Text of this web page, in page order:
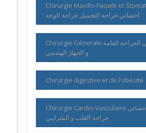
Chirurgie Maxillo-Faciale et
اخصائي جراحة التجميل جراحة الوجه
Chirurgie Génerale اخصائي الجراحة العامة
و الجهاز الهضمي
Chirurgie digestive et de l'obésité
Chirurgie Cardio-Vasculaire أخصائي
جراحة القلب و الشرايين